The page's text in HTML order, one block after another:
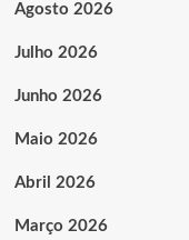
Agosto 2026
Julho 2026
Junho 2026
Maio 2026
Abril 2026
Março 2026